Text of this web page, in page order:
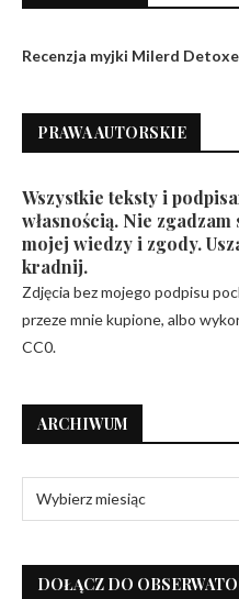
Recenzja myjki Milerd
PRAWA AUTORSKIE
Wszystkie teksty i
własnością. Nie
mojej wiedzy i zgody.
kradnij.
Zdjęcia bez mojego podpisu
przeze mnie kupione, albo
CC0.
ARCHIWUM
DOŁĄCZ DO